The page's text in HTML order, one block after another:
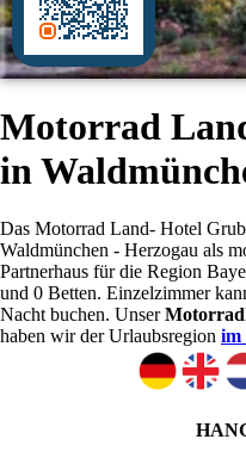
Motorrad
in
Das Motorrad Land- Hotel
Waldmünchen - Herzogau als
Partnerhaus für die Region
und 0 Betten. Einzelzimmer
Nacht buchen. Unser
haben wir der Urlaubsregion im